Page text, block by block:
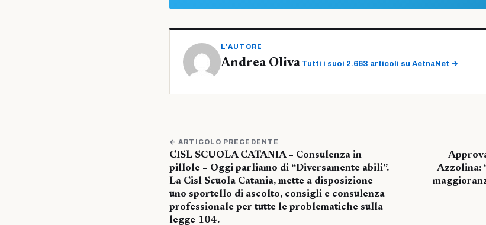
L'AUTORE
Andrea Oliva Tutti i suoi 2.663 articoli su AetnaNet →
← ARTICOLO PRECEDENTE
CISL SCUOLA CATANIA – Consulenza in
pillole – Oggi parliamo di “Diversamente abili”.
La Cisl Scuola Catania, mette a disposizione
uno sportello di ascolto, consigli e consulenza
professionale per tutte le problematiche sulla
legge 104.
Azzolina: